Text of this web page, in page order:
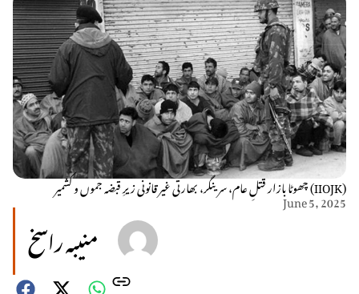
چھوٹا بازار قتلِ عام، سرینگر، بھارتی غیر قانونی زیرِ قبضہ جموں و کشمیر (IIOJK)
June 5, 2025
منیبہ راسخ